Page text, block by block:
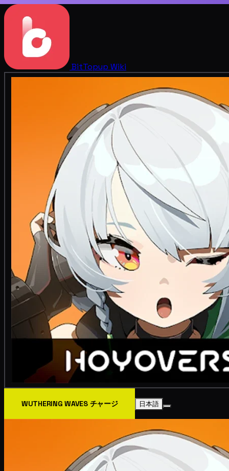
BitTopup Wiki
WUTHERING WAVES チャージ 日本語